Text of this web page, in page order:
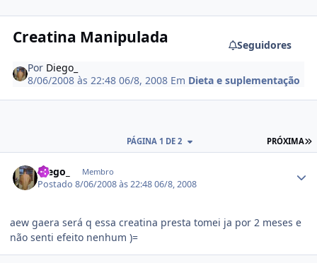
Creatina Manipulada
Seguidores
Por Diego_
8/06/2008 às 22:4806/8, 2008 Em Dieta e suplementação
PRÓXIMA
PÁGINA 1 DE 2
Diego_ Membro
Postado8/06/2008 às 22:4806/8, 2008
aew gaera será q essa creatina presta tomei ja por 2 meses e
não senti efeito nenhum )=